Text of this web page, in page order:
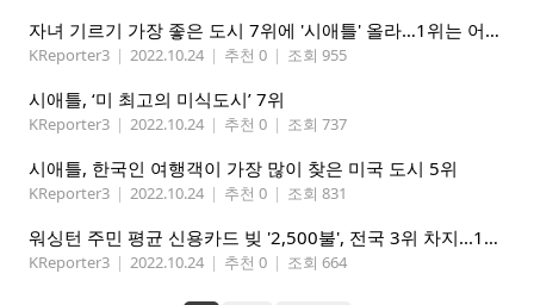
자녀 기르기 가장 좋은 도시 7위에 '시애틀' 올라…1위는 어디?
KReporter3 | 2022.10.24 | 추천 0 | 조회 955
시애틀, ‘미 최고의 미식도시’ 7위
KReporter3 | 2022.10.24 | 추천 0 | 조회 737
시애틀, 한국인 여행객이 가장 많이 찾은 미국 도시 5위
KReporter3 | 2022.10.24 | 추천 0 | 조회 831
워싱턴 주민 평균 신용카드 빚 '2,500불', 전국 3위 차지...1위는 어디?
KReporter3 | 2022.10.24 | 추천 0 | 조회 664